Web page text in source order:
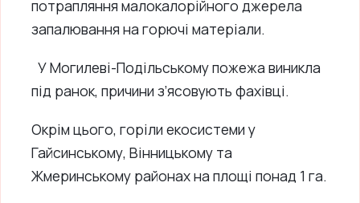
потрапляння малокалорійного джерела
запалювання на горючі матеріали.
У Могилеві-Подільському пожежа виникла
під ранок, причини з’ясовують фахівці.
Окрім цього, горіли екосистеми у
Гайсинському, Вінницькому та
Жмеринському районах на площі понад 1 га.